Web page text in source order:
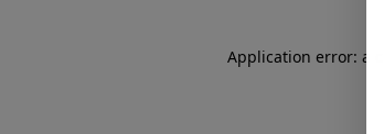
Application error: a